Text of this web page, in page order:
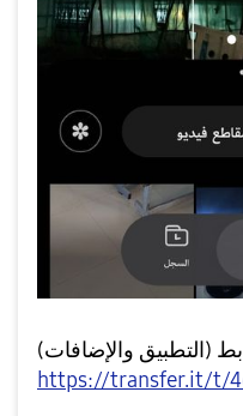
https://transfer.it/t/